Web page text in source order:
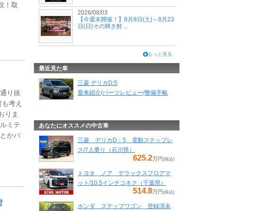
！取
り抜
考え
りま
ミテ
かバ
2026/08/03
【今週末開催！】8月8日(土)～8月23
日(日)その輝き鮮 ...
もっと見る
最近見た車
三菱 デリカD:5
愛車紹介/パーツレビュー/整備手帳
あなたにオススメの中古車
三菱 デリカD：5 電動ステップレ
ス/7人乗り（石川県）
625.2万円 (税込)
トヨタ ノア デラックスフロアマ
ット/10.5インチコネク（千葉県）
514.8万円 (税込)
ホンダ ステップワゴン 登録済未